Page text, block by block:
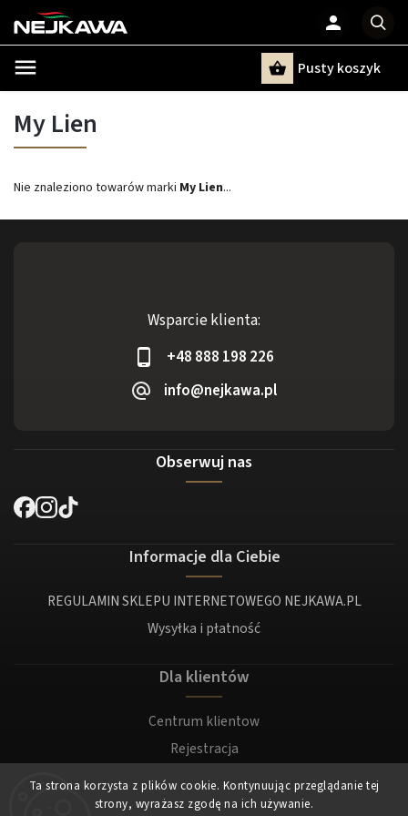
Ta strona korzysta z plików cookie. Kontynuując przeglądanie tej
strony, wyrażasz zgodę na ich używanie.
Pusty koszyk
My Lien
Nie znaleziono towarów marki My Lien...
Wsparcie klienta:
+48 888 198 226
info@nejkawa.pl
Obserwuj nas
Informacje dla Ciebie
REGULAMIN SKLEPU INTERNETOWEGO NEJKAWA.PL
Wysyłka i płatność
Dla klientów
Centrum klientow
Rejestracja
Zaloguj sie